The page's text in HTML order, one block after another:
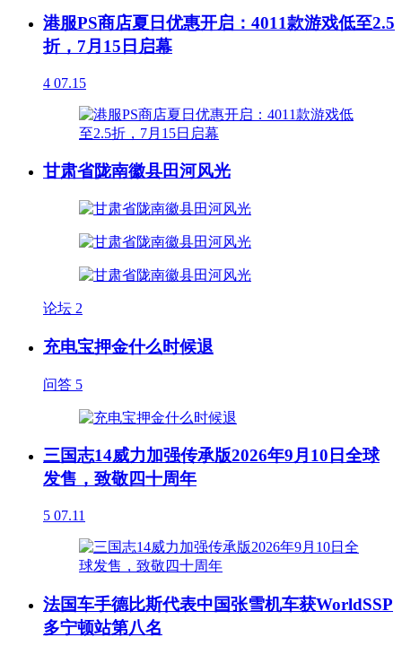
港服PS商店夏日优惠开启：4011款游戏低至2.5
折，7月15日启幕
4 07.15
甘肃省陇南徽县田河风光
论坛 2
充电宝押金什么时候退
问答 5
三国志14威力加强传承版2026年9月10日全球
发售，致敬四十周年
5 07.11
法国车手德比斯代表中国张雪机车获WorldSSP
多宁顿站第八名